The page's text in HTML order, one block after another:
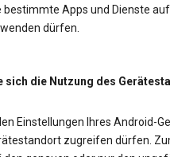
bestimmte Apps und Dienste
dürfen.
sich die Nutzung des
Einstellungen Ihres Android-
zugreifen dürfen.